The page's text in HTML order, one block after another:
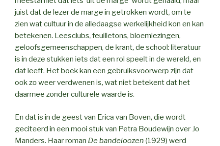
juist dat de lezer de marge in getrokken wordt, om te
zien wat cultuur in de alledaagse werkelijkheid kon en kan
betekenen. Leesclubs, feuilletons, bloemlezingen,
geloofsgemeenschappen, de krant, de school: literatuur
is in deze stukken iets dat een rol speelt in de wereld, en
dat leeft. Het boek kan een gebruiksvoorwerp zijn dat
ook zo weer verdwenen is, wat niet betekent dat het
daarmee zonder culturele waarde is.
En dat is in de geest van Erica van Boven, die wordt
geciteerd in een mooi stuk van Petra Boudewijn over Jo
Manders. Haar roman De bandeloozen (1929) werd